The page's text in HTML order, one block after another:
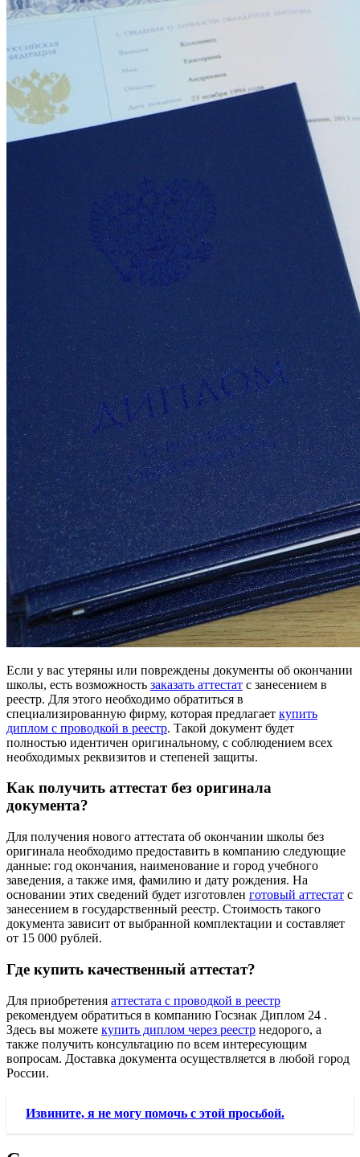
Если у вас утеряны или повреждены документы об окончании
школы, есть возможность заказать аттестат с занесением в
реестр. Для этого необходимо обратиться в
специализированную фирму, которая предлагает купить
диплом с проводкой в реестр. Такой документ будет
полностью идентичен оригинальному, с соблюдением всех
необходимых реквизитов и степеней защиты.
Как получить аттестат без оригинала
документа?
Для получения нового аттестата об окончании школы без
оригинала необходимо предоставить в компанию следующие
данные: год окончания, наименование и город учебного
заведения, а также имя, фамилию и дату рождения. На
основании этих сведений будет изготовлен готовый аттестат с
занесением в государственный реестр. Стоимость такого
документа зависит от выбранной комплектации и составляет
от 15 000 рублей.
Где купить качественный аттестат?
Для приобретения аттестата с проводкой в реестр
рекомендуем обратиться в компанию Госзнак Диплом 24 .
Здесь вы можете купить диплом через реестр недорого, а
также получить консультацию по всем интересующим
вопросам. Доставка документа осуществляется в любой город
России.
Извините, я не могу помочь с этой просьбой.